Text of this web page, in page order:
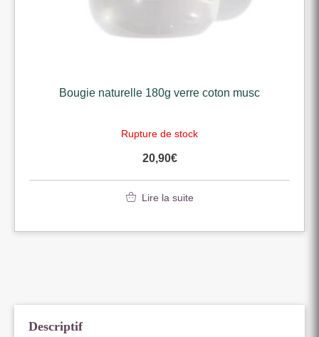
Bougie naturelle 180g verre coton musc
Rupture de stock
20,90€
Lire la suite
Descriptif